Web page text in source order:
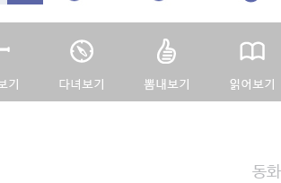
동화